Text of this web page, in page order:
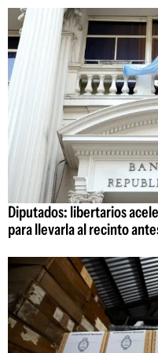
Diputados: libertarios
para llevarla al recinto